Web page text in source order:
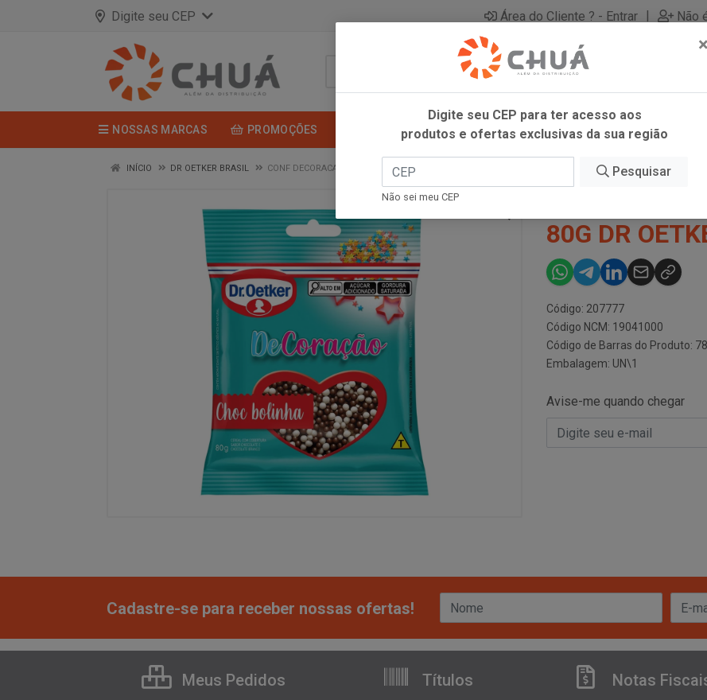
Digite seu CEP Área do Cliente ? - Entrar | Não
NOSSAS MARCAS PROMOÇÕES
INÍCIO DR OETKER BRASIL CONF DECORACAO CHOC BOLIN 80G DR OETKER
CONF
80G DR
Código: 207777
Código NCM: 19041000
Código de Barras do Produto:
Embalagem: UN\1
Avise-me quando chegar
Cadastre-se para receber nossas ofertas!
Meus Pedidos Títulos Notas
×
Digite seu CEP para ter acesso aos
produtos e ofertas exclusivas da sua região
Pesquisar
Não sei meu CEP